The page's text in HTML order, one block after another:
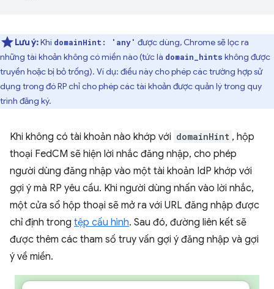
Lưu ý:Khi domainHint: 'any' được dùng, Chrome sẽ lọc ra
những tài khoản không có miền nào (tức là domain_hints không được
truyền hoặc bị bỏ trống). Ví dụ: điều này cho phép các trường hợp sử
dụng trong đó RP chỉ cho phép các tài khoản được quản lý trong quy
trình đăng ký.
Khi không có tài khoản nào khớp với domainHint , hộp
thoại FedCM sẽ hiện lời nhắc đăng nhập, cho phép
người dùng đăng nhập vào một tài khoản IdP khớp với
gợi ý mà RP yêu cầu. Khi người dùng nhấn vào lời nhắc,
một cửa sổ hộp thoại sẽ mở ra với URL đăng nhập được
chỉ định trong tệp cấu hình. Sau đó, đường liên kết sẽ
được thêm các tham số truy vấn gợi ý đăng nhập và gợi
ý về miền.